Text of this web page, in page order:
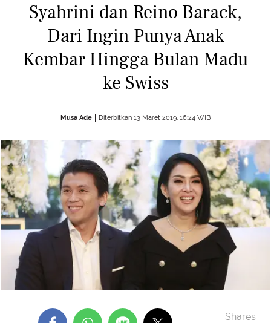
Syahrini dan Reino Barack,
Dari Ingin Punya Anak
Kembar Hingga Bulan Madu
ke Swiss
Musa Ade Diterbitkan 13 Maret 2019, 16:24 WIB
Shares